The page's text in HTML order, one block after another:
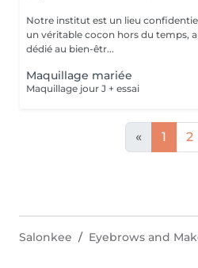
Notre institut est un lieu
un véritable cocon hors du temps,
dédié au bien-êtr...
Maquillage mariée
Maquillage jour J + essai
« 1 2
Salonkee Eyebrows and